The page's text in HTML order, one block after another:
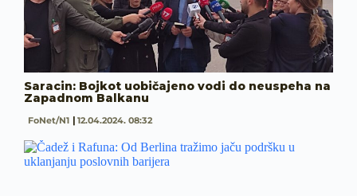
Saracin: Bojkot uobičajeno vodi do neuspeha na
Zapadnom Balkanu
FoNet/N1 12.04.2024. 08:32